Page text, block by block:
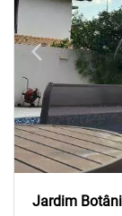
arrow_back_iosPrevious
Jardim